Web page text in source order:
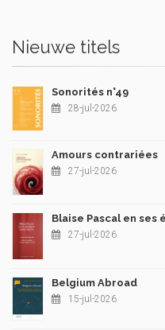
Nieuwe titels
Sonorités n°49
28-jul-2026
Amours contrariées
27-jul-2026
Blaise Pascal en ses
27-jul-2026
Belgium Abroad
15-jul-2026